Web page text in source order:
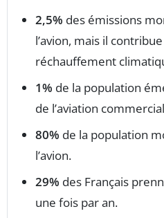
2,5% des émissions
l’avion, mais il
réchauffement
1% de la population
de l’aviation
80% de la population
l’avion.
29% des Français
une fois par an.